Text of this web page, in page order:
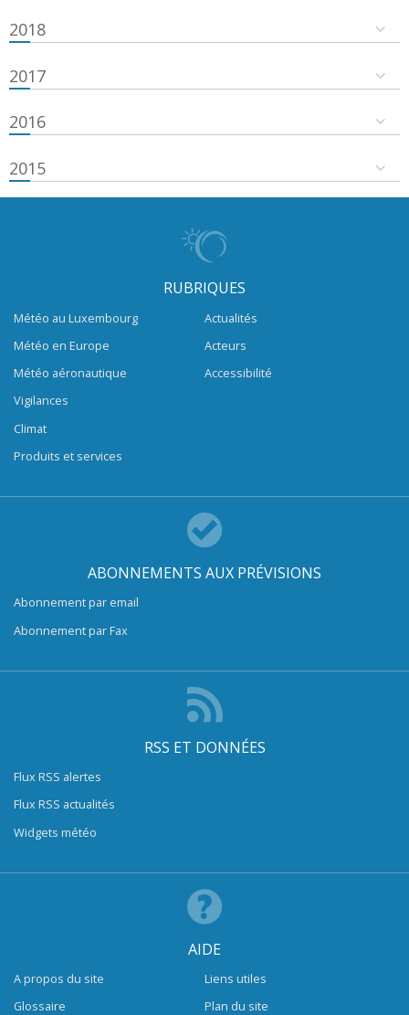
2018
2017
2016
2015
RUBRIQUES
Météo au Luxembourg
Météo en Europe
Météo aéronautique
Vigilances
Climat
Produits et services
Actualités
Acteurs
Accessibilité
ABONNEMENTS AUX PRÉVISIONS
Abonnement par email
Abonnement par Fax
RSS ET DONNÉES
Flux RSS alertes
Flux RSS actualités
Widgets météo
AIDE
A propos du site
Glossaire
Liens utiles
Plan du site